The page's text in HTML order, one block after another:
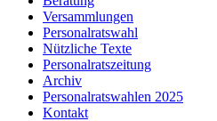
Versammlungen
Personalratswahl
Nützliche Texte
Personalratszeitung
Archiv
Personalratswahlen 2025
Kontakt